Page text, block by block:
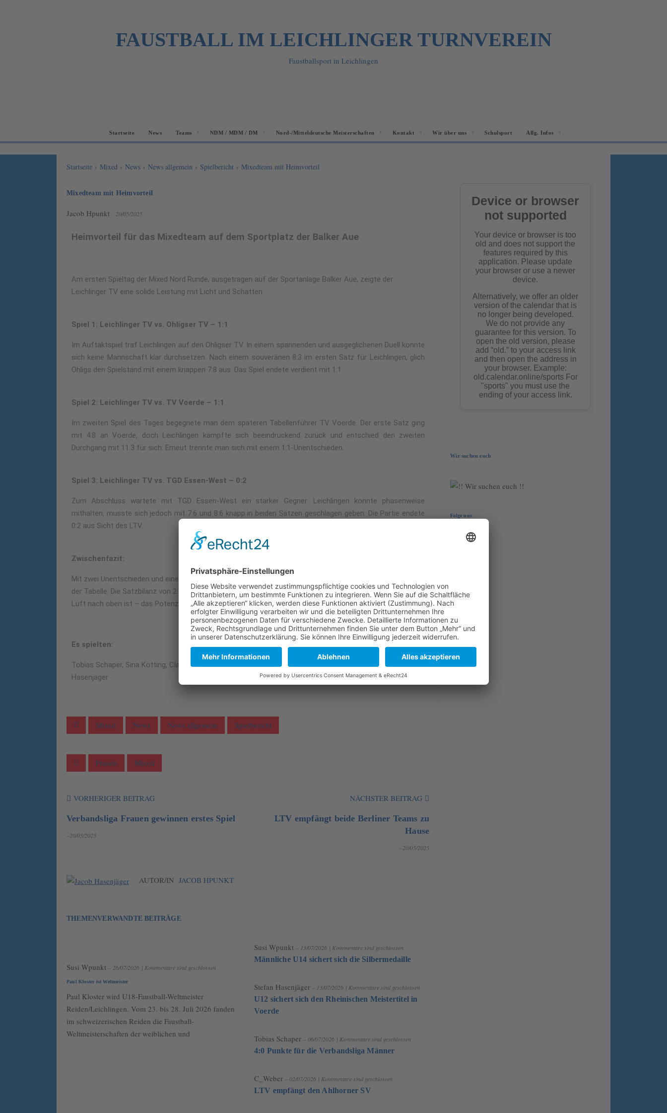
FAUSTBALL IM LEICHLINGER TURNVEREIN
Faustballsport in Leichlingen
Startseite News Teams NDM / MDM / DM Nord-/Mitteldeutsche Meisterschaften Kontakt Wir über uns Schulsport Allg. Infos
Startseite › Mixed › News › News allgemein › Spielbericht › Mixedteam mit Heimvorteil
Mixedteam mit Heimvorteil
Jacob Hpunkt 20/05/2025
Heimvorteil für das Mixedteam auf dem Sportplatz der Balker Aue
Am ersten Spieltag der Mixed Nord Runde, ausgetragen auf der Sportanlage Balker Aue, zeigte der
Leichlinger TV eine solide Leistung mit Licht und Schatten.
Spiel 1: Leichlinger TV vs. Ohligser TV – 1:1
Im Auftaktspiel traf Leichlingen auf den Ohligser TV. In einem spannenden und ausgeglichenen Duell konnte
sich keine Mannschaft klar durchsetzen. Nach einem souveränen 8:3 im ersten Satz für Leichlingen, glich
Ohligs den Spielstand mit einem knappen 7:8 aus. Das Spiel endete verdient mit 1:1.
Spiel 2: Leichlinger TV vs. TV Voerde – 1:1
Im zweiten Spiel des Tages begegnete man dem späteren Tabellenführer TV Voerde. Der erste Satz ging
mit 4:8 an Voerde, doch Leichlingen kämpfte sich beeindruckend zurück und entschied den zweiten
Durchgang mit 11:3 für sich. Erneut trennte man sich mit einem 1:1-Unentschieden.
Spiel 3: Leichlinger TV vs. TGD Essen-West – 0:2
Zum Abschluss wartete mit TGD Essen-West ein starker Gegner. Leichlingen konnte phasenweise
mithalten, musste sich jedoch mit 7:6 und 8:6 knapp in beiden Sätzen geschlagen geben. Die Partie endete
0:2 aus Sicht des LTV.
Zwischenfazit:
Mit zwei Unentschieden und einer Niederlage steht der Leichlinger TV nach dem ersten Spieltag auf Rang 3
der Tabelle. Die Satzbilanz von 2:4 und ebenso 2:4 Punkten zeigt, dass in den kommenden Spieltagen noch
Luft nach oben ist – das Potenzial, weiter vorne mitzuspielen, ist jedoch klar erkennbar.
Es spielten:
Tobias Schaper, Sina Kötting, Claudia Kloster, Stephan Schog, Niklas Schäfer, Sophia Lohmann, Leni
Hasenjäger
Mixed News News allgemein Spielbericht
Frauen Mixed
VORHERIGER BEITRAG
Verbandsliga Frauen gewinnen erstes Spiel
–20/05/2025
NÄCHSTER BEITRAG
LTV empfängt beide Berliner Teams zu
Hause
–20/05/2025
AUTOR/IN JACOB HPUNKT
THEMENVERWANDTE BEITRÄGE
Susi Wpunkt – 26/07/2026 | Kommentare sind geschlossen
Paul Kloster ist Weltmeister
Paul Kloster wird U18-Faustball-Weltmeister
Reiden/Leichlingen. Vom 23. bis 28. Juli 2026 fanden
im schweizerischen Reiden die Faustball-
Weltmeisterschaften der weiblichen und
Susi Wpunkt – 13/07/2026 | Kommentare sind geschlossen
Männliche U14 sichert sich die Silbermedaille
Stefan Hasenjäger – 13/07/2026 | Kommentare sind geschlossen
U12 sichert sich den Rheinischen Meistertitel in
Voerde
Tobias Schaper – 06/07/2026 | Kommentare sind geschlossen
4:0 Punkte für die Verbandsliga Männer
C_Weber – 02/07/2026 | Kommentare sind geschlossen
LTV empfängt den Ahlhorner SV
Wir suchen euch
Folge uns